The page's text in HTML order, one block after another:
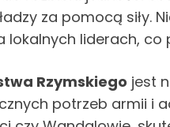
za pomocą siły.
lokalnych liderach,
Rzymskiego jest
potrzeb armii i